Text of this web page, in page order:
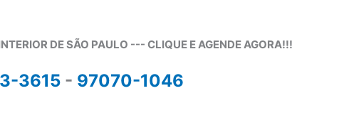
DE SÃO PAULO --- CLIQUE E AGENDE AGORA!!!
3615 - 97070-1046